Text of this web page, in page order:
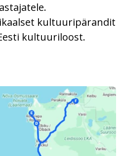
kultuuripärandit
kultuuriloost.